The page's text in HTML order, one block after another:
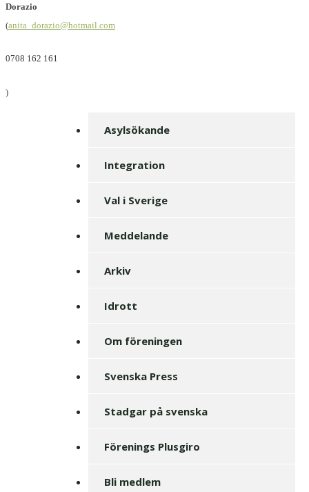
Dorazio
(anita_dorazio@hotmail.com
0708 162 161
)
Asylsökande
Integration
Val i Sverige
Meddelande
Arkiv
Idrott
Om föreningen
Svenska Press
Stadgar på svenska
Förenings Plusgiro
Bli medlem